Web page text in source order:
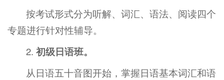
按考试形式分为听解、词汇、语法、阅读四个
专题进行针对性辅导。
2.初级日语班。
从日语五十音图开始，掌握日语基本词汇和语